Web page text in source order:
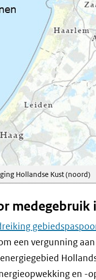
Hollandse Kust (noord)
medegebruik
een vergunning
en